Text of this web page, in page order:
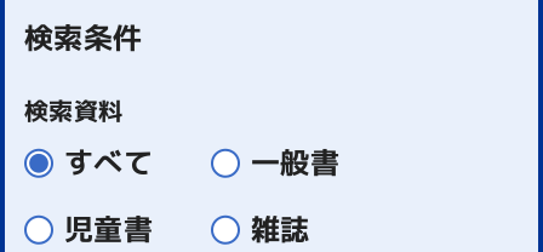
検索条件
検索資料
すべて
一般書
児童書
雑誌